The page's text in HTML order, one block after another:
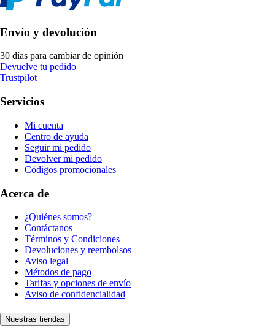
Envío y devolución
30 días para cambiar de opinión
Devuelve tu pedido
Trustpilot
Servicios
Mi cuenta
Centro de ayuda
Seguir mi pedido
Devolver mi pedido
Códigos promocionales
Acerca de
¿Quiénes somos?
Contáctanos
Términos y Condiciones
Devoluciones y reembolsos
Aviso legal
Métodos de pago
Tarifas y opciones de envío
Aviso de confidencialidad
Nuestras tiendas